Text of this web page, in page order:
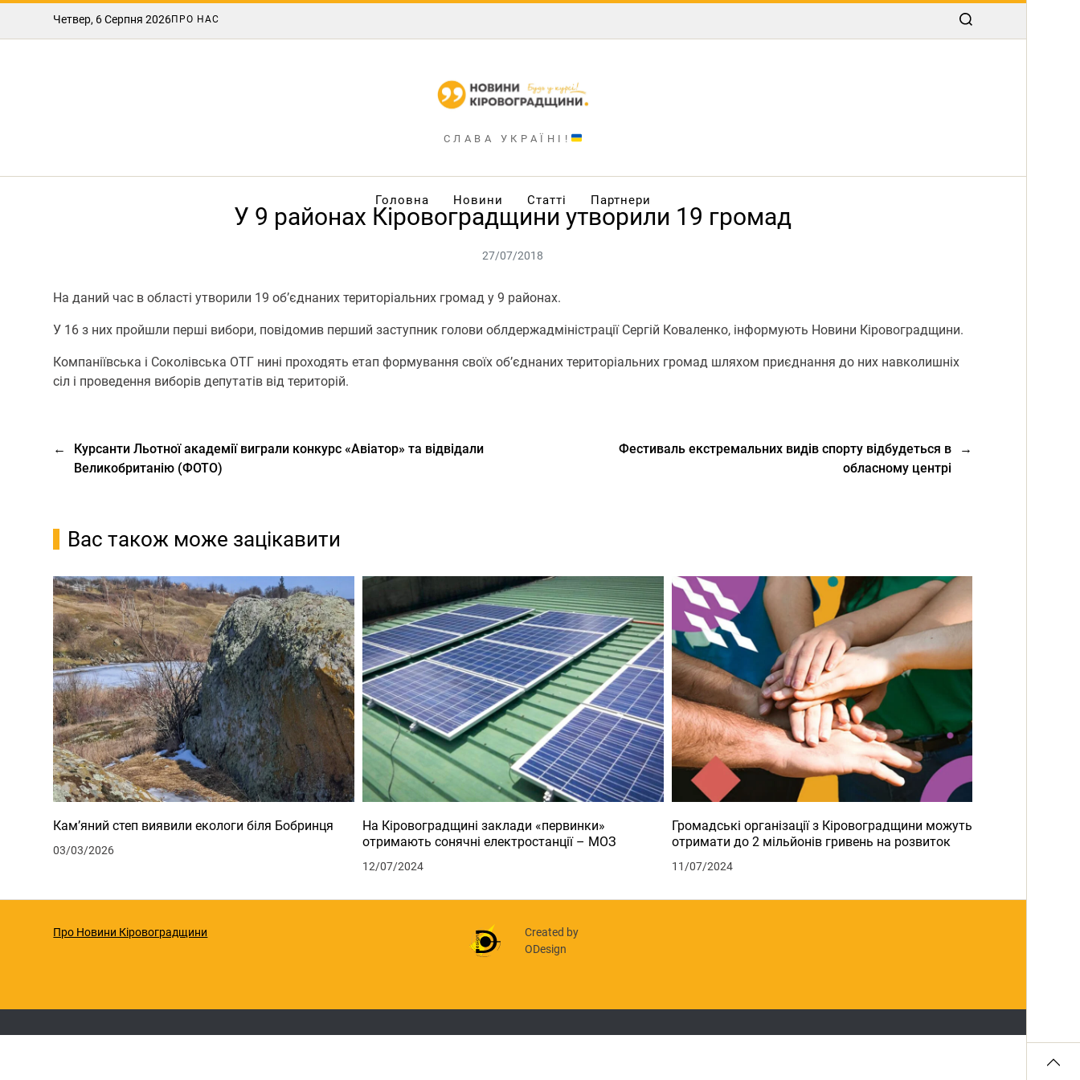
Четвер, 6 Серпня 2026ПРО НАС
СЛАВА УКРАЇНІ!
Головна Новини Статті Партнери
У 9 районах Кіровоградщини утворили 19 громад
27/07/2018
На даний час в області утворили 19 об’єднаних територіальних громад у 9 районах.
У 16 з них пройшли перші вибори, повідомив перший заступник голови облдержадміністрації Сергій Коваленко, інформують Новини Кіровоградщини.
Компаніївська і Соколівська ОТГ нині проходять етап формування своїх об’єднаних територіальних громад шляхом приєднання до них навколишніх
сіл і проведення виборів депутатів від територій.
←
Курсанти Льотної академії виграли конкурс «Авіатор» та відвідали
Великобританію (ФОТО)
→
Фестиваль екстремальних видів спорту відбудеться в
обласному центрі
Вас також може зацікавити
Кам’яний степ виявили екологи біля Бобринця
03/03/2026
На Кіровоградщині заклади «первинки»
отримають сонячні електростанції – МОЗ
12/07/2024
Громадські організації з Кіровоградщини можуть
отримати до 2 мільйонів гривень на розвиток
11/07/2024
Про Новини Кіровоградщини
Created by
ODesign